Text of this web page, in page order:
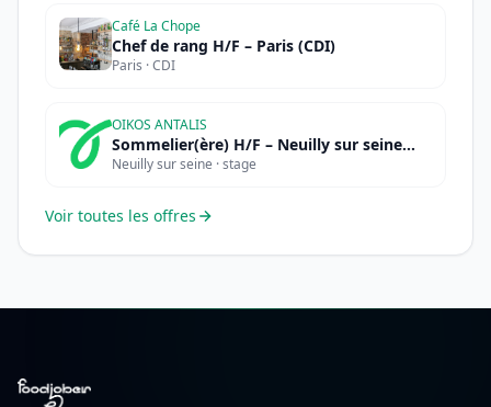
Café La Chope
Chef de rang H/F – Paris (CDI)
Paris · CDI
OIKOS ANTALIS
Sommelier(ère) H/F – Neuilly sur seine
(STAGE)
Neuilly sur seine · stage
Voir toutes les offres